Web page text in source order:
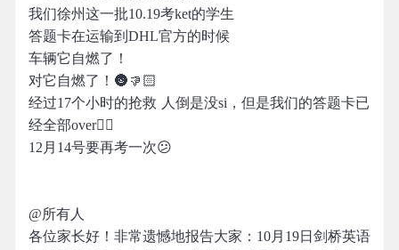
我们徐州这一批10.19考ket的学生
答题卡在运输到DHL官方的时候
车辆它自燃了！
对它自燃了！🌚👎🏻
经过17个小时的抢救 人倒是没si，但是我们的答题卡已
经全部over👎🏻
12月14号要再考一次😕
@所有人
各位家长好！非常遗憾地报告大家：10月19日剑桥英语